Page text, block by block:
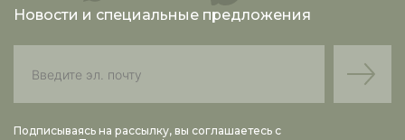
Новости и специальные предложения
Подписываясь на рассылку, вы соглашаетесь с